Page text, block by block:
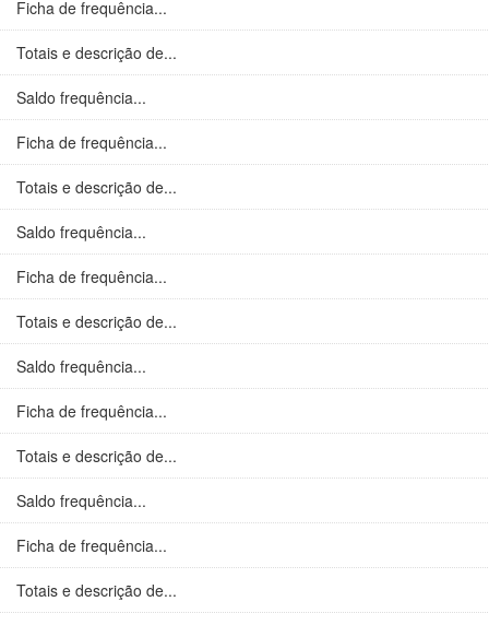
Ficha de frequência...
Totais e descrição de...
Saldo frequência...
Ficha de frequência...
Totais e descrição de...
Saldo frequência...
Ficha de frequência...
Totais e descrição de...
Saldo frequência...
Ficha de frequência...
Totais e descrição de...
Saldo frequência...
Ficha de frequência...
Totais e descrição de...